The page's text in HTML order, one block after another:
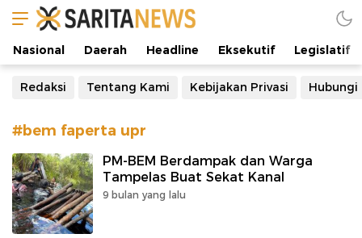
Manifestasi Arus Kebenaran
Nasional Daerah Headline Eksekutif Legislatif
Redaksi Tentang Kami Kebijakan Privasi Hubungi
#bem faperta upr
PM-BEM Berdampak dan Warga
Tampelas Buat Sekat Kanal
9 bulan yang lalu